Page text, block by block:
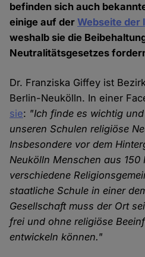
befinden sich auch
einige auf derWebseite der
weshalb sie die
Neutralitätsgesetzes
Dr. Franziska Giffey ist
Berlin-Neukölln. In einer
sie: "Ich finde es wichtig
unseren Schulen religiöse
Insbesondere vor dem
Neukölln Menschen aus 150
verschiedene
staatliche Schule in einer
Gesellschaft muss der Ort
frei und ohne religiöse
entwickeln können."